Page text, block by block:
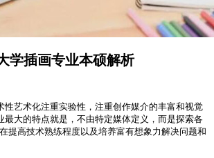
插画专业本硕解析
艺术化注重实验性，注重创作媒介的丰富和视觉
最大的特点就是，不由特定媒体定义，而是探索各
提高技术熟练程度以及培养富有想象力解决问题和